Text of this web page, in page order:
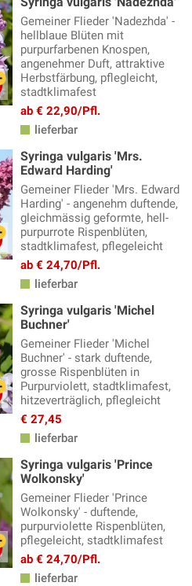
Gemeiner Flieder 'Nadezhda' -
hellblaue Blüten mit
purpurfarbenen Knospen,
angenehmer Duft, attraktive
Herbstfärbung, pflegleicht,
stadtklimafest
ab € 22,90/Pfl.
lieferbar
Syringa vulgaris 'Mrs.
Edward Harding'
Gemeiner Flieder 'Mrs. Edward
Harding' - angenehm duftende,
gleichmässig geformte, hell-
purpurrote Rispenblüten,
stadtklimafest, pflegeleicht
ab € 24,70/Pfl.
lieferbar
Syringa vulgaris 'Michel
Buchner'
Gemeiner Flieder 'Michel
Buchner' - stark duftende,
grosse Rispenblüten in
Purpurviolett, stadtklimafest,
hitzeverträglich, pflegleicht
€ 27,45
lieferbar
Syringa vulgaris 'Prince
Wolkonsky'
Gemeiner Flieder 'Prince
Wolkonsky' - duftende,
purpurviolette Rispenblüten,
pflegeleicht, stadtklimafest
ab € 24,70/Pfl.
lieferbar